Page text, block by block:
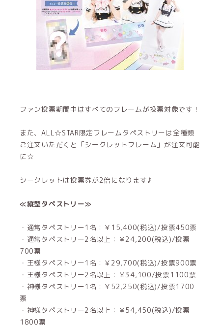
ファン投票期間中はすべてのフレームが投票対象です！
また、ALL☆STAR限定フレームタペストリーは全種類
ご注文いただくと「シークレットフレーム」が注文可能
に☆
シークレットは投票券が2倍になります♪
≪縦型タペストリー≫
・通常タペストリー1名：￥15,400(税込)/投票450票
・通常タペストリー2名以上：￥24,200(税込)/投票
700票
・王様タペストリー1名：￥29,700(税込)/投票900票
・王様タペストリー2名以上：￥34,100/投票1100票
・神様タペストリー1名：￥52,250(税込)/投票1700
票
・神様タペストリー2名以上：￥54,450(税込)/投票
1800票